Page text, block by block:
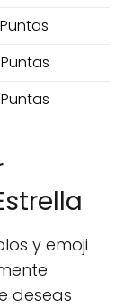
y emoji
deseas